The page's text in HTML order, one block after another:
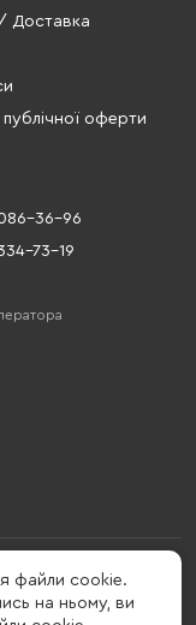
Доставка
оферти
36-96
73-19
у сфері смарт
в 2013 році. Gelius
життя, який об'єднує в
файли cookie.
на ньому, ви